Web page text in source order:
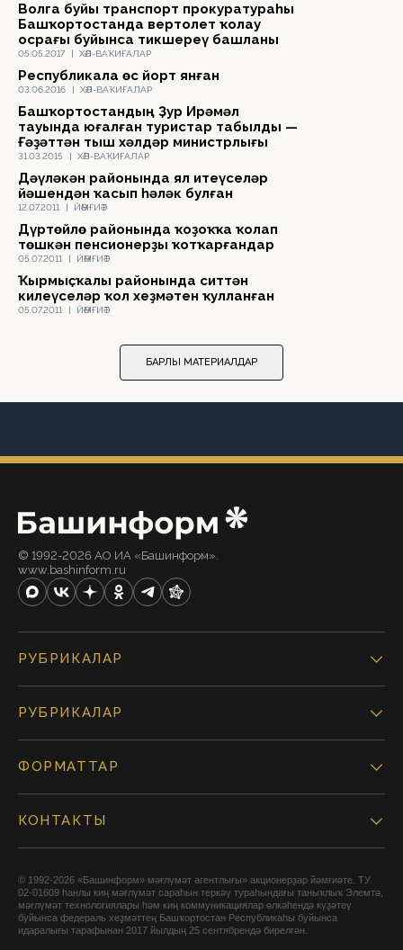
05.05.2017 | ХӘЛ-ВАҠИҒАЛАР
Волга буйы транспорт прокуратураһы
Башҡортостанда вертолет ҡолау
осрағы буйынса тикшереү башланы
03.06.2016 | ХӘЛ-ВАҠИҒАЛАР
Республикала өс йорт янған
31.03.2015 | ХӘЛ-ВАҠИҒАЛАР
Башҡортостандың Ҙур Ирәмәл
тауында юғалған туристар табылды —
Ғәҙәттән тыш хәлдәр министрлығы
12.07.2011 | ЙӘМҒИӘТ
Дәүләкән районында ял итеүселәр
йәшендән ҡасып һәләк булған
05.07.2011 | ЙӘМҒИӘТ
Дүртөйлө районында ҡоҙоҡҡа ҡолап
төшкән пенсионерҙы ҡотҡарғандар
05.07.2011 | ЙӘМҒИӘТ
Ҡырмыҫҡалы районында ситтән
килеүселәр ҡол хеҙмәтен ҡулланған
БАРЛЫҠ МАТЕРИАЛДАР
© 1992-2026 АО ИА «Башинформ».
www.bashinform.ru
РУБРИКАЛАР
РУБРИКАЛАР
ФОРМАТТАР
КОНТАКТЫ
© 1992-2026 «Башинформ» мәғлүмәт агентлығы» акционерҙар йәмғиәте. ТУ
02-01609 һанлы киң мәғлүмәт сараһын теркәү тураһындағы таныҡлыҡ Элемтә,
мәғлүмәт технологиялары һәм киң коммуникациялар өлкәһендә күҙәтеү
буйынса федераль хеҙмәттең Башҡортостан Республикаһы буйынса
идаралығы тарафынан 2017 йылдың 25 сентябрендә бирелгән.